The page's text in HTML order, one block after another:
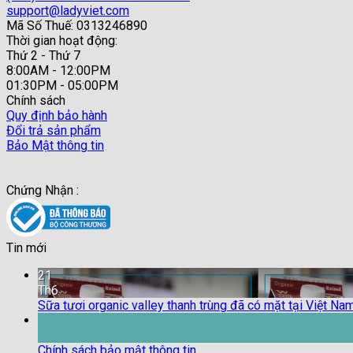
support@ladyviet.com
Mã Số Thuế: 0313246890
Thời gian hoạt động:
Thứ 2 - Thứ 7
8:00AM - 12:00PM
01:30PM - 05:00PM
Chính sách
Quy định bảo hành
Đổi trả sản phẩm
Bảo Mật thông tin
Chứng Nhận :
Tin mới
21
Th6
Sữa tươi organic valley thanh trùng đã có mặt tại Việt